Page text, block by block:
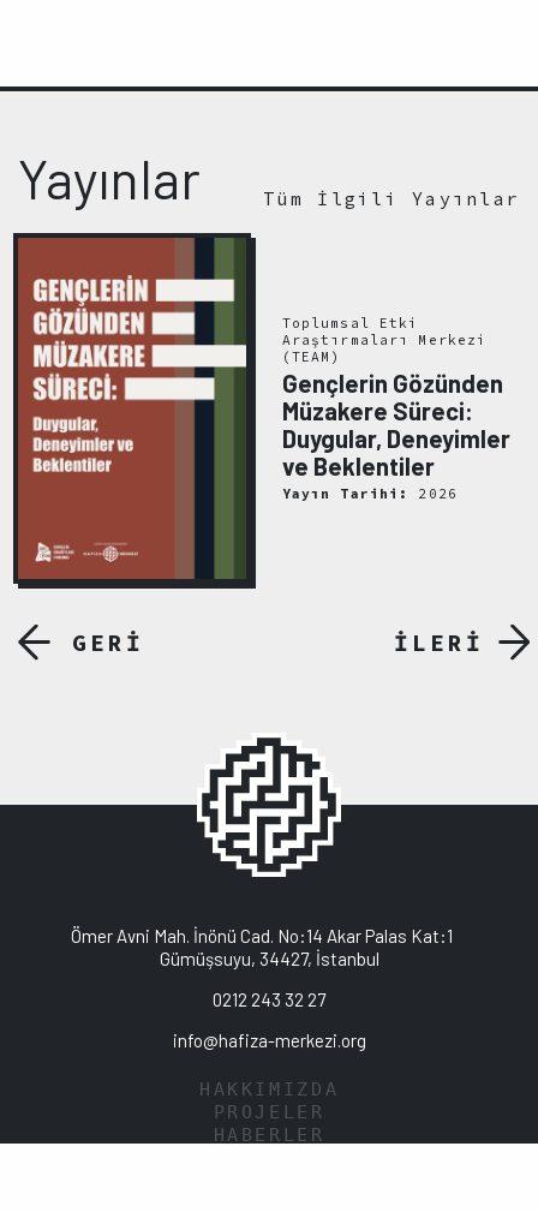
Yayınlar Tüm İlgili Yayınlar
GERİ
Toplumsal Etki
Araştırmaları Merkezi
(TEAM)
Gençlerin Gözünden
Müzakere Süreci:
Duygular, Deneyimler
ve Beklentiler
Yayın Tarihi: 2026
İLERİ
Ömer Avni Mah. İnönü Cad. No:14 Akar Palas Kat:1
Gümüşsuyu, 34427, İstanbul
0212 243 32 27
info@hafiza-merkezi.org
HAKKIMIZDA
PROJELER
HABERLER